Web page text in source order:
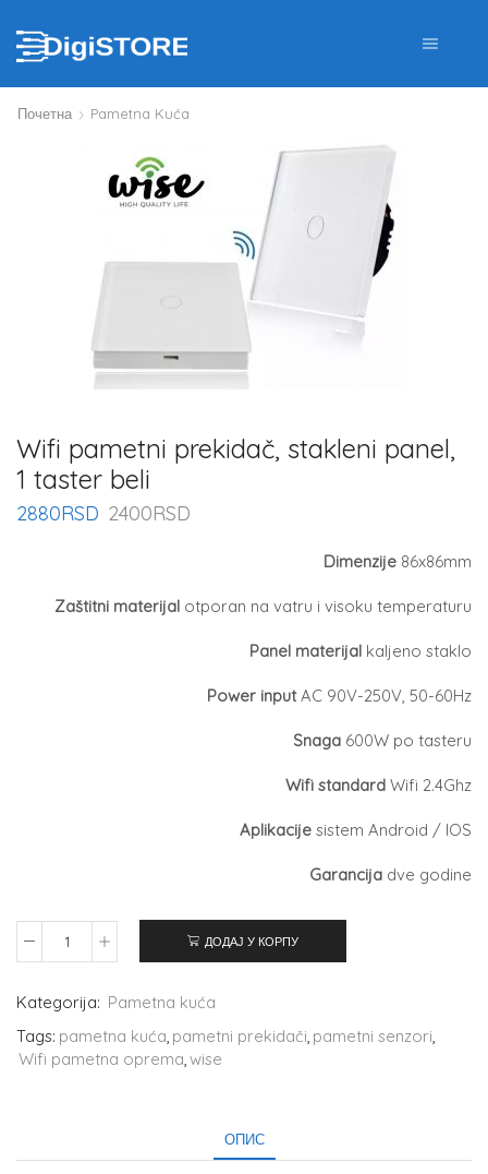
Почетна Pametna Kuća
Wifi pametni prekidač, stakleni panel,
1 taster beli
2880RSD 2400RSD
Dimenzije 86x86mm
Zaštitni materijal otporan na vatru i visoku temperaturu
Panel materijal kaljeno staklo
Power inputAC 90V-250V, 50-60Hz
Snaga 600W po tasteru
Wifi standard Wifi 2.4Ghz
Aplikacije sistem Android / IOS
Garancija dve godine
ДОДАЈ У КОРПУ
Kategorija: Pametna kuća
Tags: pametna kuća, pametni prekidači, pametni senzori,
Wifi pametna oprema,wise
ОПИС